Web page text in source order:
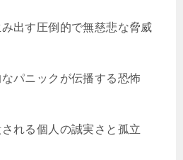
出す圧倒的で無慈悲な脅威
パニックが伝播する恐怖
れる個人の誠実さと孤立